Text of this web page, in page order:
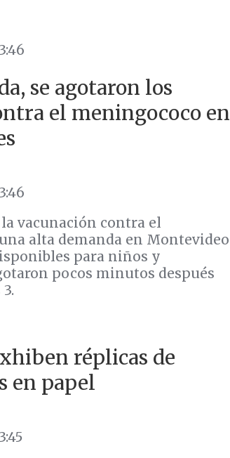
se agotaron los
el meningococo en
vacunación contra el
alta demanda en Montevideo
para niños y
pocos minutos después
réplicas de
en papel